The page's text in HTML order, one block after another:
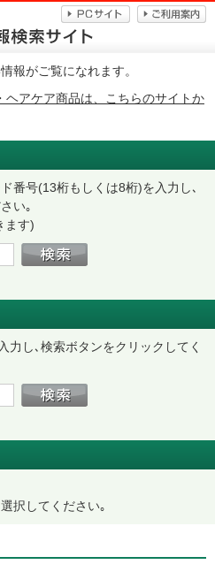
報がご覧になれます。
ヘアケア商品は、こちらのサイトか
番号(13桁もしくは8桁)を入力し､
い｡
ます)
力し､検索ボタンをクリックしてく
択してください｡